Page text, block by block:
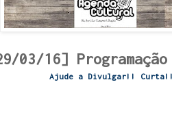
03/16] Programação
Ajude a Divulgar!!